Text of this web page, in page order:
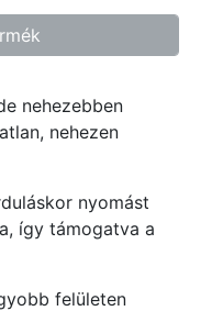
nehezebben
nehezen
nyomást
így támogatva a
felületen